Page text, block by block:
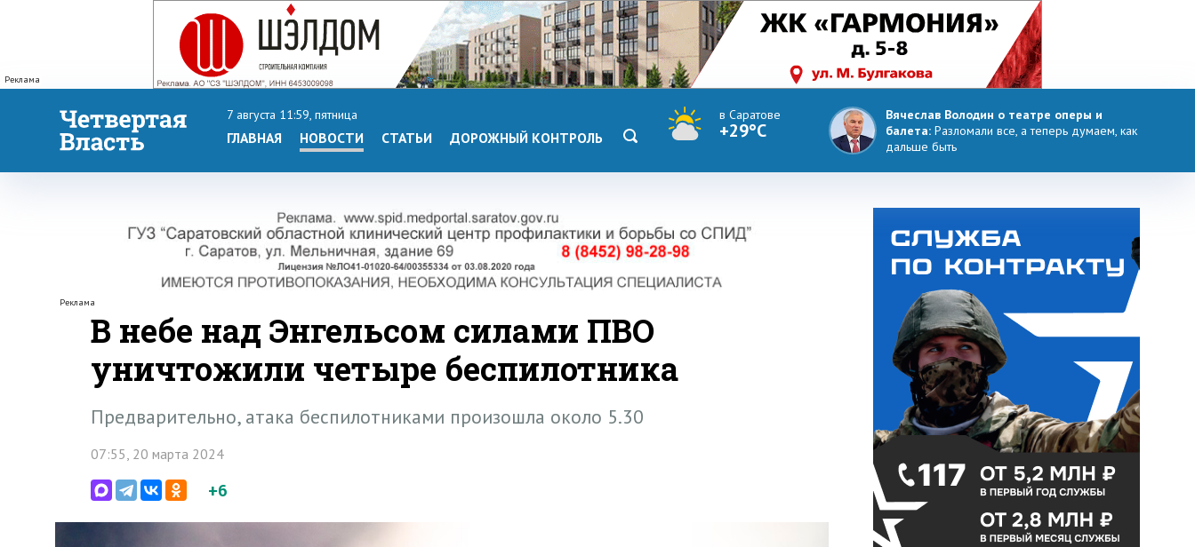
Реклама
7 августа 11:59, пятница
ГЛАВНАЯ НОВОСТИ СТАТЬИ ДОРОЖНЫЙ КОНТРОЛЬ
в Саратове
+29°C
Вячеслав Володин о театре оперы и
балета: Разломали все, а теперь думаем, как
дальше быть
Реклама
В небе над Энгельсом силами ПВО
уничтожили четыре беспилотника
Предварительно, атака беспилотниками произошла около 5.30
07:55, 20 марта 2024
+6